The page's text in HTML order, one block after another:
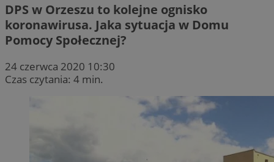
DPS w Orzeszu to kolejne ognisko
koronawirusa. Jaka sytuacja w Domu
Pomocy Społecznej?
24 czerwca 2020 10:30
Czas czytania: 4 min.